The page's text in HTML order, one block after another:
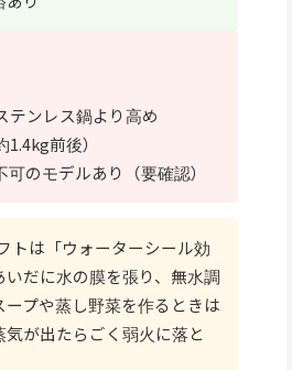
テンレス鍋より高め
前後）
のモデルあり（要確認）
トは「ウォーターシール効
だに水の膜を張り、無水調
プや蒸し野菜を作るときは
が出たらごく弱火に落と